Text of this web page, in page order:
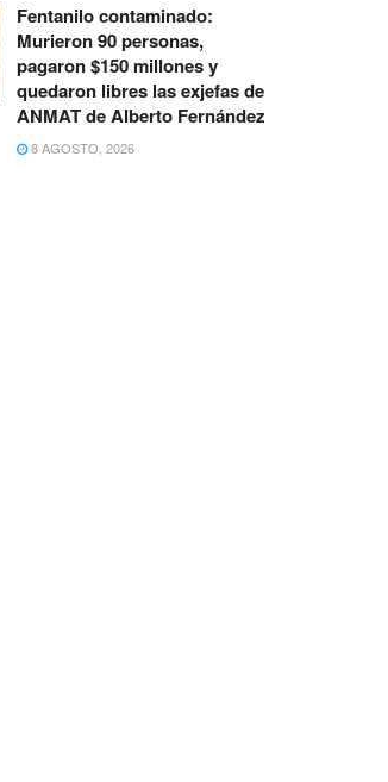
Fentanilo contaminado:
Murieron 90 personas,
pagaron $150 millones y
quedaron libres las exjefas de
ANMAT de Alberto Fernández
8 AGOSTO, 2026